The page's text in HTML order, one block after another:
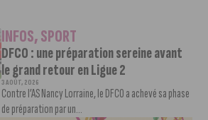
INFOS,SPORT
DFCO : une préparation sereine avant
le grand retour en Ligue 2
3 AOÛT, 2026
Contre l’AS Nancy Lorraine, le DFCO a achevé sa phase
de préparation par un...